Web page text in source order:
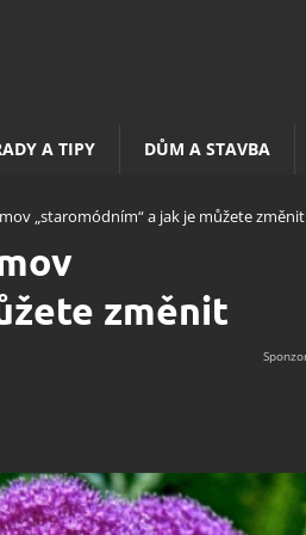
A TIPY DŮM A STAVBA
„staromódním“ a jak je můžete změnit
změnit